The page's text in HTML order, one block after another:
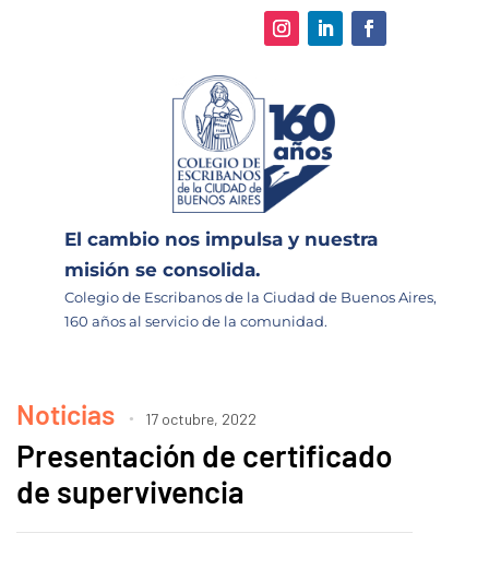
El cambio nos impulsa y nuestra
misión se consolida.
Colegio de Escribanos de la Ciudad de Buenos Aires,
160 años al servicio de la comunidad.
Noticias 17 octubre, 2022
Presentación de certificado
de supervivencia